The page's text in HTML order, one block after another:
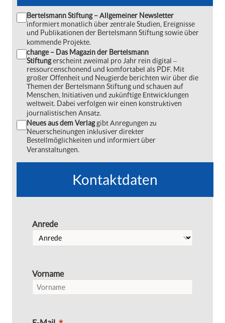
Bertelsmann Stiftung – Allgemeiner Newsletter
informiert monatlich über zentrale Studien, Ereignisse
und Publikationen der Bertelsmann Stiftung sowie über
kommende Projekte.
change – Das Magazin der Bertelsmann
Stiftungerscheint zweimal pro Jahr rein digital ‒
ressourcenschonend und komfortabel als PDF. Mit
großer Offenheit und Neugierde berichten wir über die
Themen der Bertelsmann Stiftung und schauen auf
Menschen, Initiativen und zukünftige Entwicklungen
weltweit. Dabei verfolgen wir einen konstruktiven
journalistischen Ansatz.
Neues aus dem Verlaggibt Anregungen zu
Neuerscheinungen inklusiver direkter
Bestellmöglichkeiten und informiert über
Veranstaltungen.
Kontaktdaten
Anrede
Vorname